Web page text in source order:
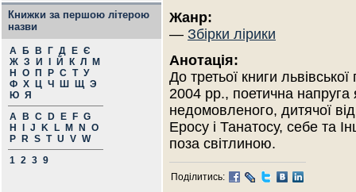
Книжки за першою літерою
назви
А Б В Г Д Е Є
Ж З И Й К Л
М
Н
О П Р С Т У
Ф Х Ц Ч Ш Щ Э
Ю Я
A
B C D E F G
H
J K L M N
O
P
R S T U V W
1 2 3 9
Жанр:
— Збірки лірики
Анотація:
До третьої книги
2004 рр., поетична напруга
недомовленого, дитячої
Еросу і Танатосу, себе та
поза світлиною.
Поділитись: